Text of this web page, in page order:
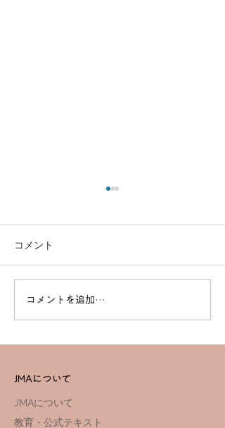
【栃木開催】3月23日ドロ
ーン勉強会
コメント
コメントを追加…
JMAについて
JMAについて
教育・公式テキスト